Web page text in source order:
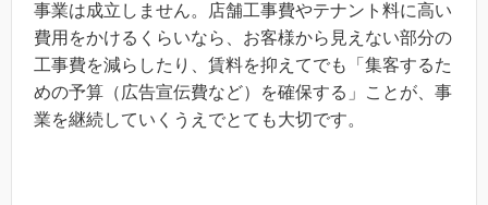
事業は成立しません。店舗工事費やテナント料に高い
費用をかけるくらいなら、お客様から見えない部分の
工事費を減らしたり、賃料を抑えてでも「集客するた
めの予算（広告宣伝費など）を確保する」ことが、事
業を継続していくうえでとても大切です。